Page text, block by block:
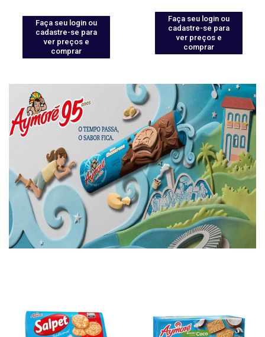
Faça seu login ou
cadastre-se para
ver preços e
comprar
Faça seu login ou
cadastre-se para
ver preços e
comprar